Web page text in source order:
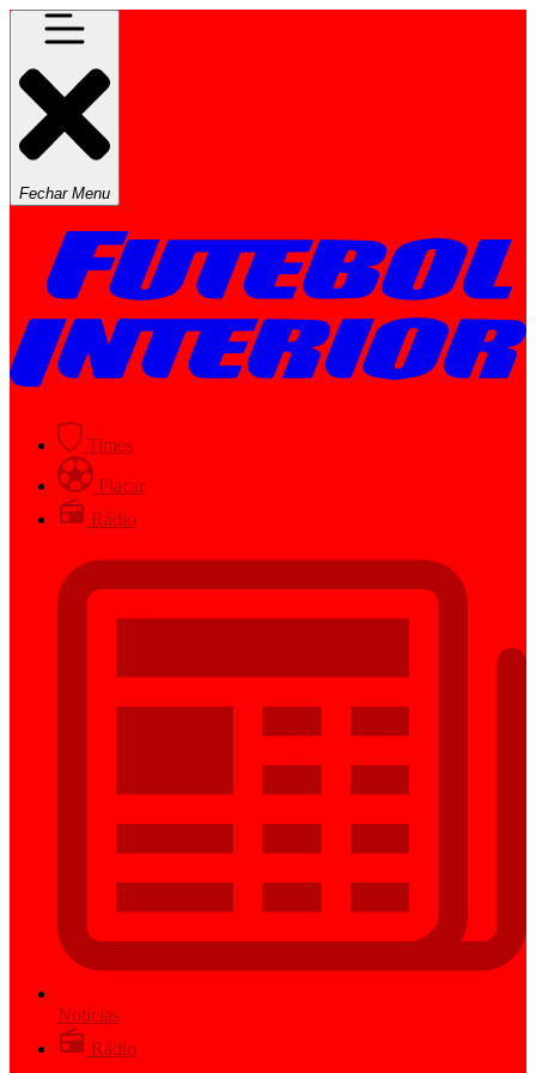
Fechar Menu
Times
Placar
Rádio
Notícias
Rádio